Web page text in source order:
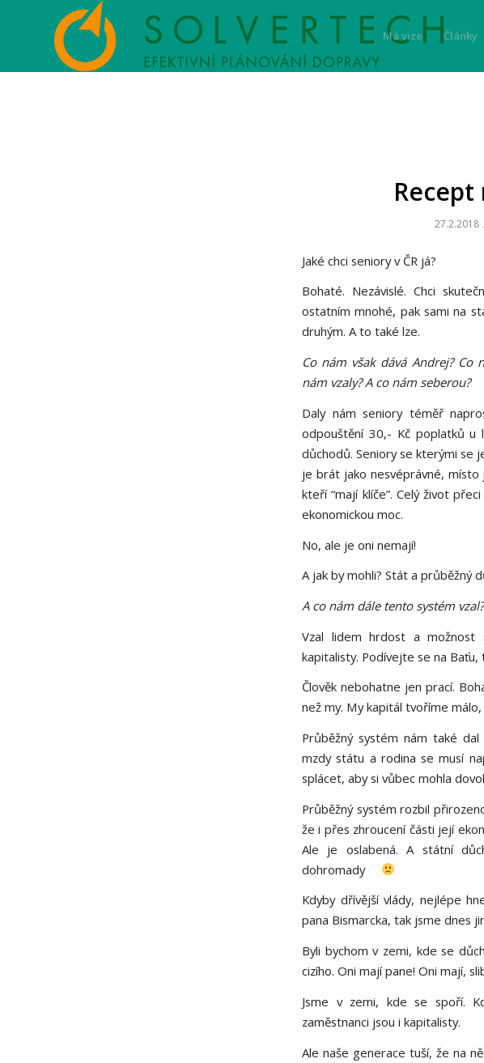
Má vize Články
27.2.2018
Jaké chci seniory v ČR já?
Bohaté. Nezávislé. Chci
ostatním mnohé, pak sami na
druhým. A to také lze.
Co nám však dává Andrej? Co
nám vzaly? A co nám seberou?
Daly nám seniory téměř
odpouštění 30,- Kč poplatků u
důchodů. Seniory se kterými se
je brát jako nesvéprávné,
kteří “mají klíče”. Celý život
ekonomickou moc.
No, ale je oni nemají!
A jak by mohli? Stát a průběžný
A co nám dále tento systém vzal?
Vzal lidem hrdost a možnost
kapitalisty. Podívejte se na
Člověk nebohatne jen prací.
než my. My kapitál tvoříme
Průběžný systém nám také
mzdy státu a rodina se musí
splácet, aby si vůbec mohla
Průběžný systém rozbil
že i přes zhroucení části její
Ale je oslabená. A státní
dohromady
Kdyby dřívější vlády, nejlépe
pana Bismarcka, tak jsme dnes
Byli bychom v zemi, kde se
cizího. Oni mají pane! Oni mají,
Jsme v zemi, kde se spoří.
zaměstnanci jsou i kapitalisty.
Ale naše generace tuší, že na